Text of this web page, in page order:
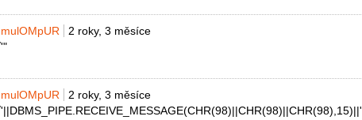
mulOMpUR 2 roky, 3 měsíce
'"
mulOMpUR 2 roky, 3 měsíce
'||DBMS_PIPE.RECEIVE_MESSAGE(CHR(98)||CHR(98)||CHR(98),15)||'